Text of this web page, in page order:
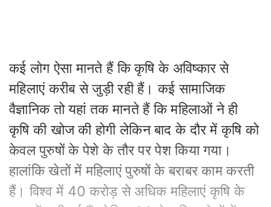
कई लोग ऐसा मानते हैं कि कृषि के अविष्कार से
महिलाएं करीब से जुड़ी रही हैं। कई सामाजिक
वैज्ञानिक तो यहां तक मानते हैं कि महिलाओं ने ही
कृषि की खोज की होगी लेकिन बाद के दौर में कृषि को
केवल पुरुषों के पेशे के तौर पर पेश किया गया।
हालांकि खेतों में महिलाएं पुरुषों के बराबर काम करती
हैं। विश्व में 40 करोड़ से अधिक महिलाएं कृषि के